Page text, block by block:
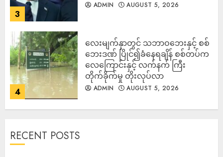
3
ADMIN AUGUST 5, 2026
4
‎လေးမျက်နှာတွင် သဘာဝဘေးနှင့် စစ်
ဘေးဒဏ် ပြိုင်၍ခံနေရချိန် စစ်တပ်က
လေကြောင်းနှင့် လက်နက် ကြီး
တိုက်ခိုက်မှု တိုးလုပ်လာ
ADMIN AUGUST 5, 2026
RECENT POSTS